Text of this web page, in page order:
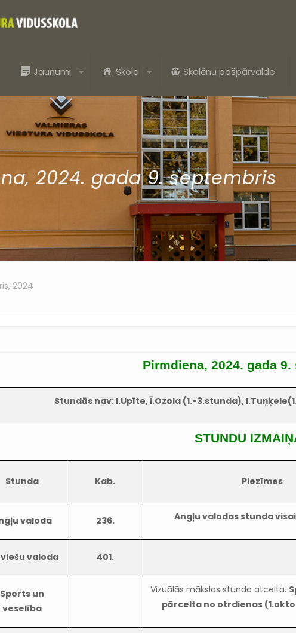
Jaunumi Skola Skolēnu pašpārvalde
2024. gada 9. septembris
2024
Pirmdiena, 2024. gada
Stundās nav: I.Upīte, Ī.Ozola (1.-3.stunda),
STUNDU
Stunda Kab. Piezīmes
valoda 236. Angļu valodas stunda
valoda 401.
Sports un
veselība
Vizuālās mākslas stunda atcelta.
pārcelta no otrdienas